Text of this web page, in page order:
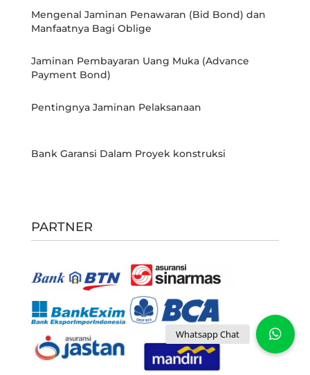
Mengenal Jaminan Penawaran (Bid Bond) dan
Manfaatnya Bagi Oblige
Jaminan Pembayaran Uang Muka (Advance
Payment Bond)
Pentingnya Jaminan Pelaksanaan
Bank Garansi Dalam Proyek konstruksi
PARTNER